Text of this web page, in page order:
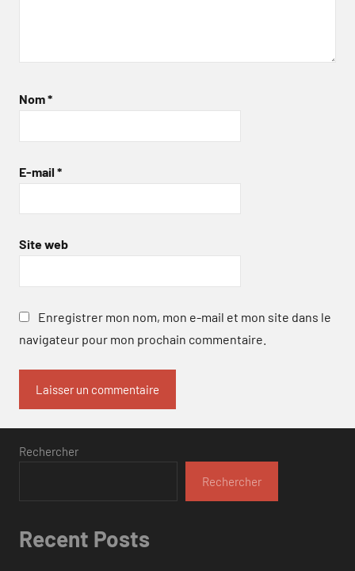
Nom*
E-mail *
Site web
Enregistrer mon nom, mon e-mail et mon site dans le
navigateur pour mon prochain commentaire.
Rechercher
Rechercher
Recent Posts